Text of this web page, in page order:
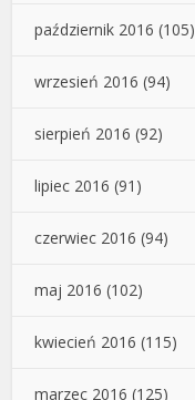
październik 2016 (105)
wrzesień 2016 (94)
sierpień 2016 (92)
lipiec 2016 (91)
czerwiec 2016 (94)
maj 2016 (102)
kwiecień 2016 (115)
marzec 2016 (125)